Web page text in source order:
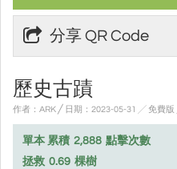
分享 QR Code
歷史古蹟
作者：ARK ╱ 日期：2023-05-31 ╱ 免費版
單本 累積 2,888 點擊次數
拯救 0.69 棵樹